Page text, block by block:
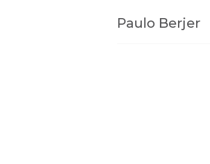
Paulo Berjer